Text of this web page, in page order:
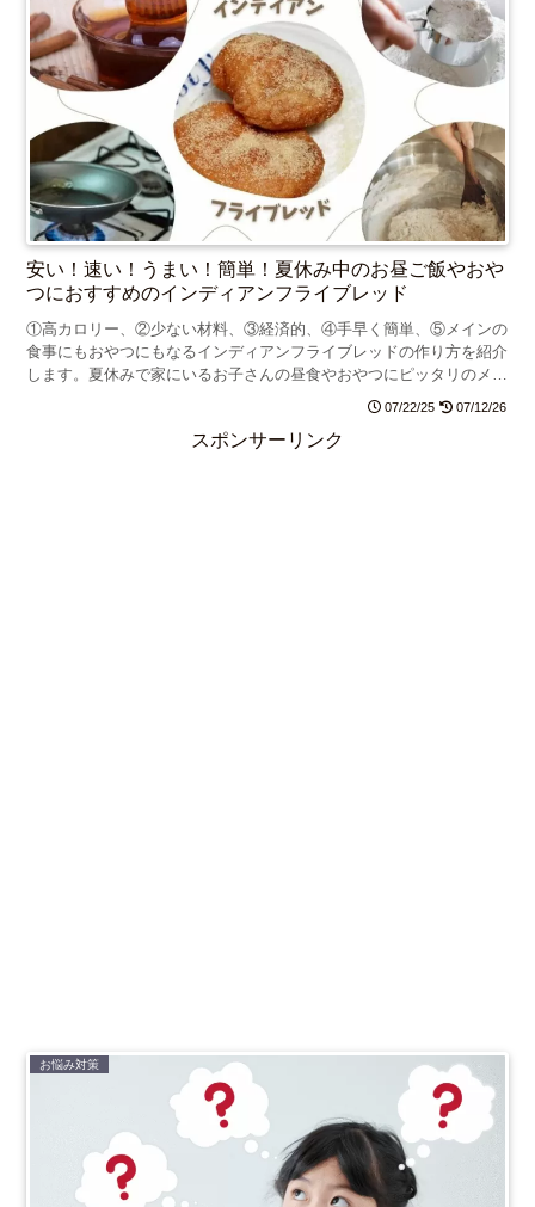
安い！速い！うまい！簡単！夏休み中のお昼ご飯やおや
つにおすすめのインディアンフライブレッド
①高カロリー、②少ない材料、③経済的、④手早く簡単、⑤メインの
食事にもおやつにもなるインディアンフライブレッドの作り方を紹介
します。夏休みで家にいるお子さんの昼食やおやつにピッタリのメニ
07/22/25 07/12/26
スポンサーリンク
お悩み対策